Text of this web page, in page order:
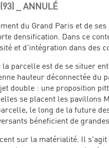
_ ANNULÉ
du Grand Paris et de
densification. Dans ce
et d’intégration dans des
parcelle est de se situer
hauteur déconnectée
double : une proposition
se placent les pavillons
le long de la future
béneficient de
sur la matérialité. Il